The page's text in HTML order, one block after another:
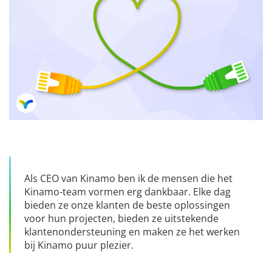
Als CEO van Kinamo ben ik de mensen die het
Kinamo-team vormen erg dankbaar. Elke dag
bieden ze onze klanten de beste oplossingen
voor hun projecten, bieden ze uitstekende
klantenondersteuning en maken ze het werken
bij Kinamo puur plezier.